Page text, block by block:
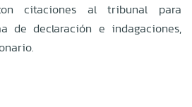
citaciones al tribunal para
de declaración e indagaciones,